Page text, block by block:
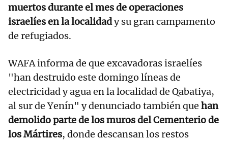
muertos durante el mes de operaciones
israelíes en la localidady su gran campamento
de refugiados.
WAFA informa de que excavadoras israelíes
"han destruido este domingo líneas de
electricidad y agua en la localidad de Qabatiya,
al sur de Yenín" y denunciado también que han
demolido parte de los muros del Cementerio de
los Mártires, donde descansan los restos